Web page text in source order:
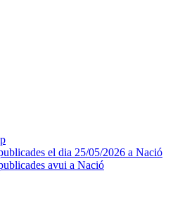
el dia 25/05/2026 a Nació
avui a Nació